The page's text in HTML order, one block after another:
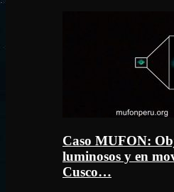
Caso MUFON:
luminosos y en
Cusco…